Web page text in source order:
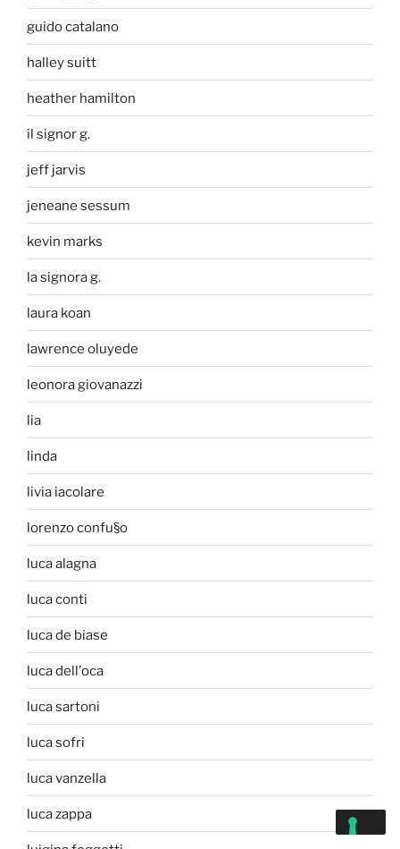
guido catalano
halley suitt
heather hamilton
il signor g.
jeff jarvis
jeneane sessum
kevin marks
la signora g.
laura koan
lawrence oluyede
leonora giovanazzi
lia
linda
livia iacolare
lorenzo confu§o
luca alagna
luca conti
luca de biase
luca dell'oca
luca sartoni
luca sofri
luca vanzella
luca zappa